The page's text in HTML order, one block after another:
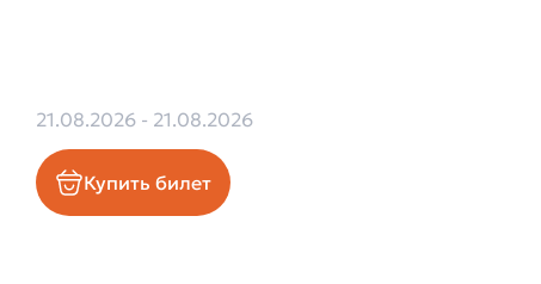
21.08.2026 - 21.08.2026
Купить билет